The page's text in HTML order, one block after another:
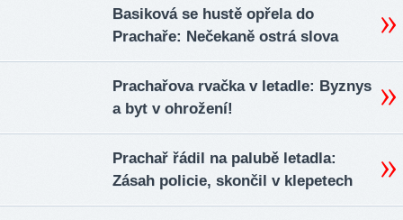
Basiková se hustě opřela do
Prachaře: Nečekaně ostrá slova
Prachařova rvačka v letadle: Byznys
a byt v ohrožení!
Prachař řádil na palubě letadla:
Zásah policie, skončil v klepetech